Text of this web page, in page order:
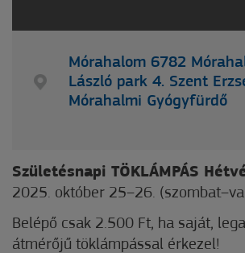
Mórahalom 6782
László park 4. Szent
Mórahalmi Gyógyfürdő
Születésnapi TÖKLÁMPÁS
2025. október 25–26.
Belépő csak 2.500 Ft, ha saját,
átmérőjű töklámpással érkezel!